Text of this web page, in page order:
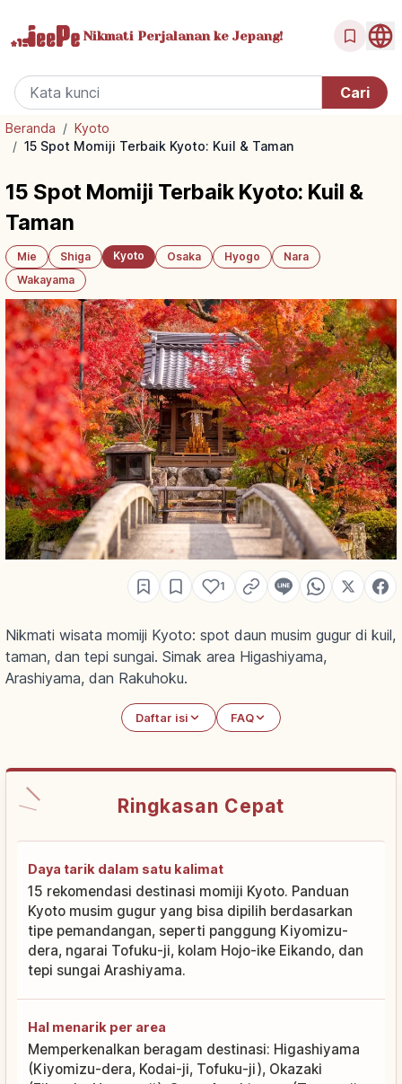
Nikmati Perjalanan ke Jepang!
Beranda / Kyoto
/ 15 Spot Momiji Terbaik Kyoto: Kuil & Taman
15 Spot Momiji Terbaik Kyoto: Kuil &
Taman
Mie Shiga Kyoto Osaka Hyogo
Nara
Wakayama
1
Nikmati wisata momiji Kyoto: spot daun musim gugur di kuil,
taman, dan tepi sungai. Simak area Higashiyama,
Arashiyama, dan Rakuhoku.
Daftar isi FAQ
Ringkasan Cepat
Daya tarik dalam satu kalimat
15 rekomendasi destinasi momiji Kyoto. Panduan
Kyoto musim gugur yang bisa dipilih berdasarkan
tipe pemandangan, seperti panggung Kiyomizu-
dera, ngarai Tofuku-ji, kolam Hojo-ike Eikando, dan
tepi sungai Arashiyama.
Hal menarik per area
Memperkenalkan beragam destinasi: Higashiyama
(Kiyomizu-dera, Kodai-ji, Tofuku-ji), Okazaki